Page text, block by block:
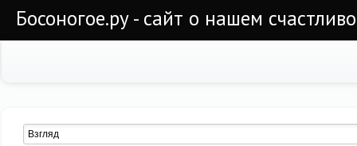
Босоногое.ру - сайт о нашем